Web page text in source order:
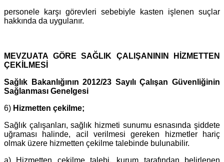
personele karşı görevleri sebebiyle kasten işlenen suçlar
hakkında da uygulanır.
MEVZUATA GÖRE SAĞLIK ÇALIŞANININ HİZMETTEN
ÇEKİLMESİ
Sağlık Bakanlığının 2012/23 Sayılı Çalışan Güvenliğinin
Sağlanması Genelgesi
6) Hizmetten çekilme;
Sağlık çalışanları, sağlık hizmeti sunumu esnasında şiddete
uğraması halinde, acil verilmesi gereken hizmetler hariç
olmak üzere hizmetten çekilme talebinde bulunabilir.